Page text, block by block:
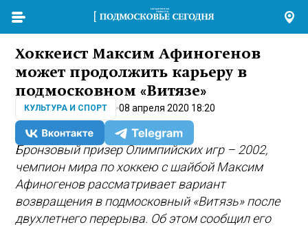
Хоккеист Максим Афиногенов
может продолжить карьеру в
подмосковном «Витязе»
КУЛЬТУРА И СПОРТ 08 апреля 2020 18:20
Бронзовый призер Олимпийских игр – 2002,
чемпион мира по хоккею с шайбой Максим
Афиногенов рассматривает вариант
возвращения в подмосковный «Витязь» после
двухлетнего перерыва. Об этом сообщил его